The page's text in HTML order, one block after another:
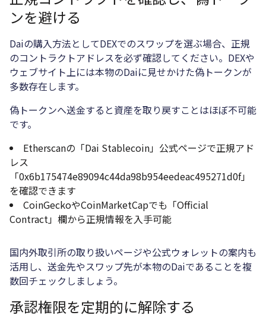
ンを避ける
Daiの購入方法としてDEXでのスワップを選ぶ場合、正規
のコントラクトアドレスを必ず確認してください。DEXや
ウェブサイト上には本物のDaiに見せかけた偽トークンが
多数存在します。
偽トークンへ送金すると資産を取り戻すことはほぼ不可能
です。
Etherscanの「Dai Stablecoin」公式ページで正規アド
レス
「0x6b175474e89094c44da98b954eedeac495271d0f」
を確認できます
CoinGeckoやCoinMarketCapでも「Official
Contract」欄から正規情報を入手可能
国内外取引所の取り扱いページや公式ウォレットの案内も
活用し、送金先やスワップ先が本物のDaiであることを複
数回チェックしましょう。
承認権限を定期的に解除する